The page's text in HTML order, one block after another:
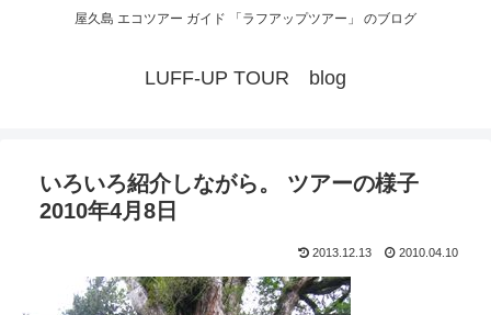
屋久島 エコツアー ガイド 「ラフアップツアー」 のブログ
LUFF-UP TOUR blog
いろいろ紹介しながら。 ツアーの様子
2010年4月8日
2013.12.13 2010.04.10